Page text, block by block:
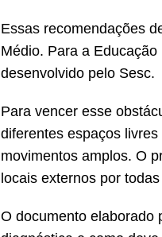
Essas recomendações
Médio. Para a
desenvolvido pelo Sesc.
Para vencer esse
diferentes espaços
movimentos amplos. O
locais externos por
O documento elaborado